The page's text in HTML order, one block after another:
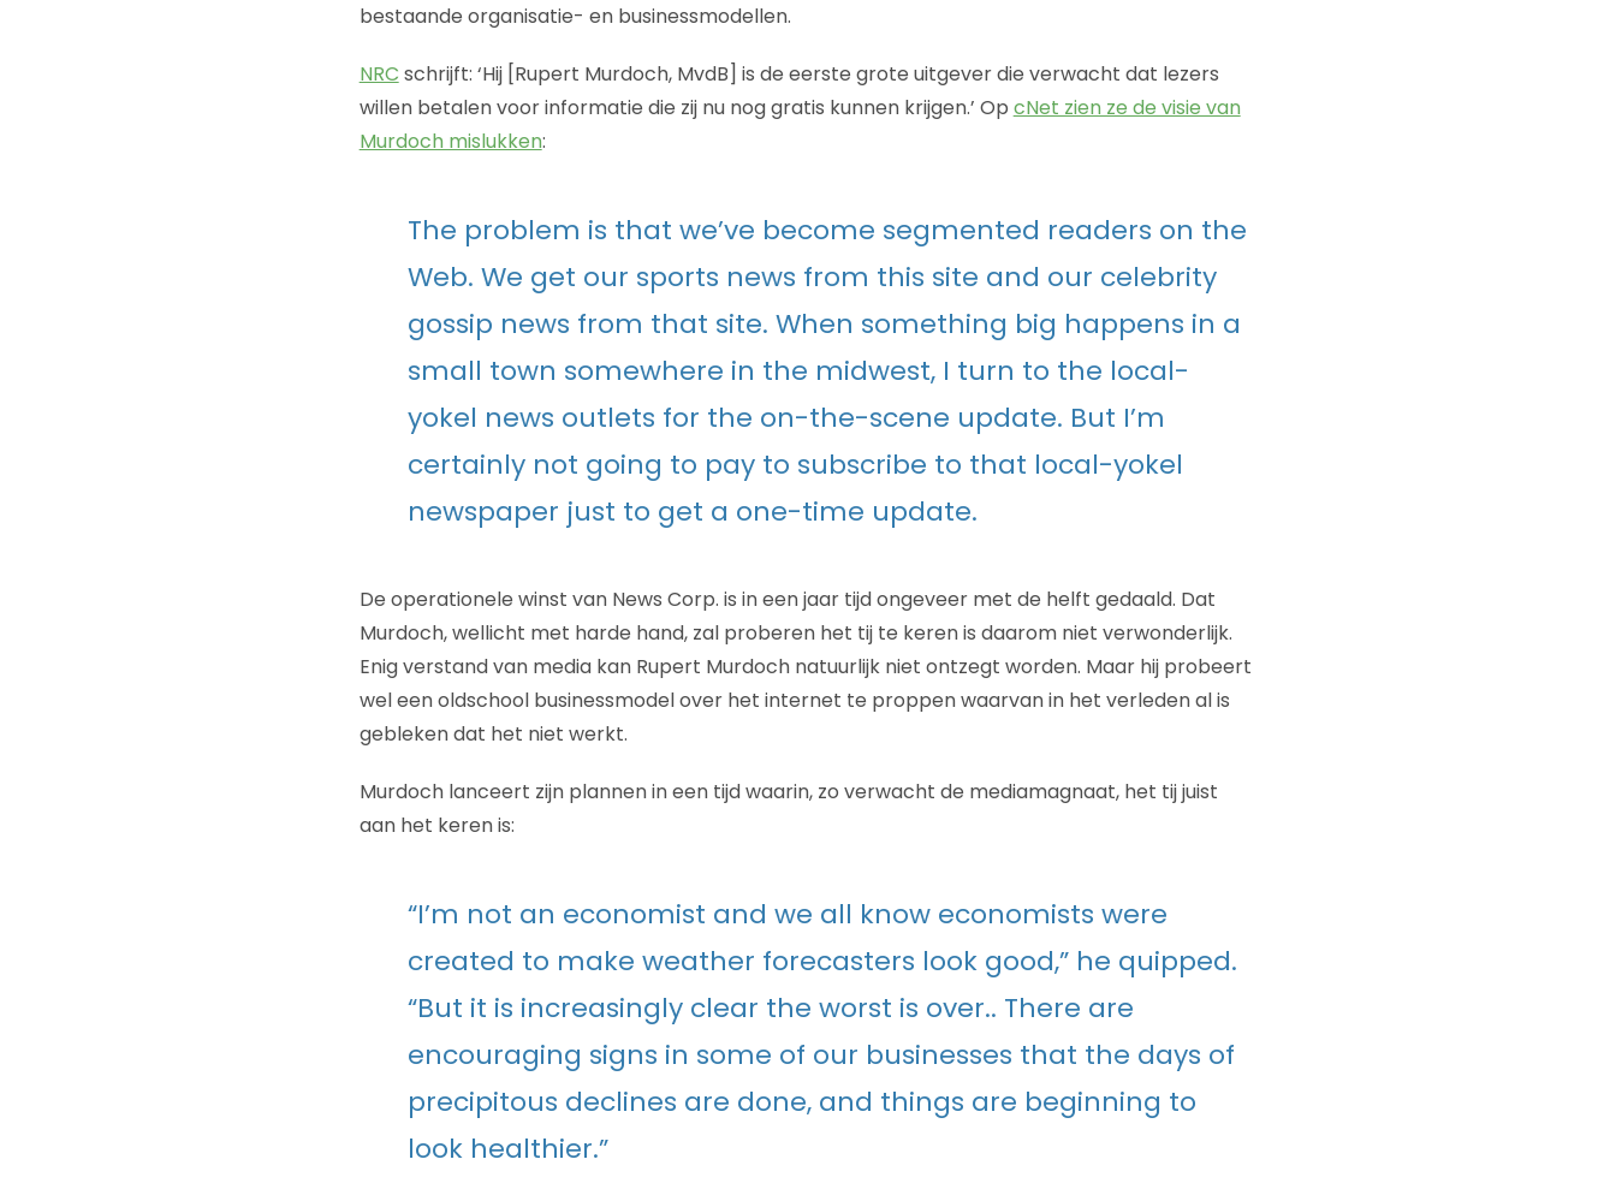
bestaande organisatie- en businessmodellen.
NRC schrijft: ‘Hij [Rupert Murdoch, MvdB] is de eerste grote uitgever die verwacht dat lezers
willen betalen voor informatie die zij nu nog gratis kunnen krijgen.’ Op cNet zien ze de visie van
Murdoch mislukken:
The problem is that we’ve become segmented readers on the
Web. We get our sports news from this site and our celebrity
gossip news from that site. When something big happens in a
small town somewhere in the midwest, I turn to the local-
yokel news outlets for the on-the-scene update. But I’m
certainly not going to pay to subscribe to that local-yokel
newspaper just to get a one-time update.
De operationele winst van News Corp. is in een jaar tijd ongeveer met de helft gedaald. Dat
Murdoch, wellicht met harde hand, zal proberen het tij te keren is daarom niet verwonderlijk.
Enig verstand van media kan Rupert Murdoch natuurlijk niet ontzegt worden. Maar hij probeert
wel een oldschool businessmodel over het internet te proppen waarvan in het verleden al is
gebleken dat het niet werkt.
Murdoch lanceert zijn plannen in een tijd waarin, zo verwacht de mediamagnaat, het tij juist
aan het keren is:
“I’m not an economist and we all know economists were
created to make weather forecasters look good,” he quipped.
“But it is increasingly clear the worst is over.. There are
encouraging signs in some of our businesses that the days of
precipitous declines are done, and things are beginning to
look healthier.”